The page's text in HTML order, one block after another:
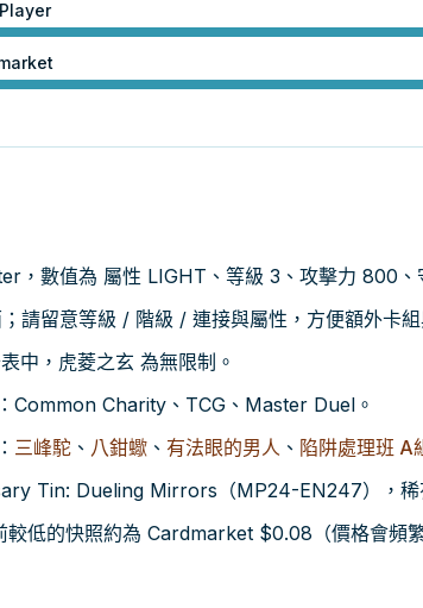
，數值為 屬性 LIGHT、等級 3、攻擊力 800、
請留意等級 / 階級 / 連接與屬性，方便額外卡組
中，虎菱之玄 為無限制。
Common Charity、TCG、Master Duel。
三峰駝 、 八鉗蠍 、 有法眼的男人 、 陷阱處理班 A
Tin: Dueling Mirrors（MP24-EN247），稀
低的快照約為 Cardmarket $0.08（價格會頻